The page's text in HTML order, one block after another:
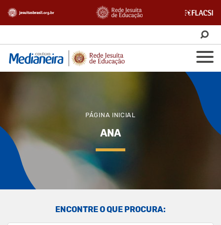
PÁGINA INICIAL
ANA
ENCONTRE O QUE PROCURA: